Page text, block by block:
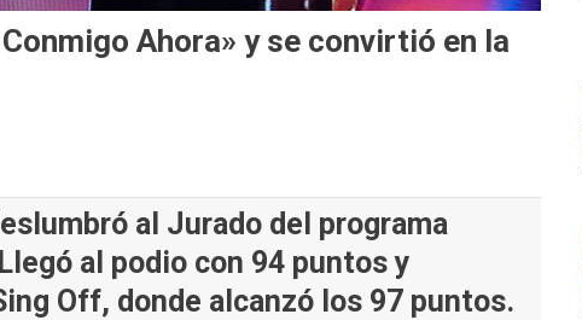
Ahora» y se convirtió en la
al Jurado del programa
al podio con 94 puntos y
Off, donde alcanzó los 97 puntos.